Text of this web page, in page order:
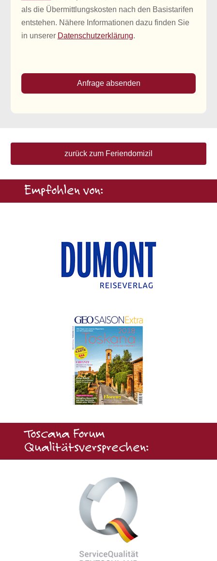
als die Übermittlungskosten nach den Basistarifen
entstehen. Nähere Informationen dazu finden Sie
in unserer Datenschutzerklärung.
Anfrage absenden
zurück zum Feriendomizil
Empfohlen von:
Toscana Forum
Qualitätsversprechen: